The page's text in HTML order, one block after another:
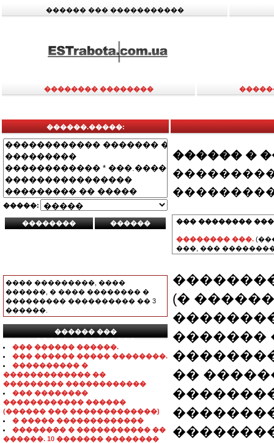
������ ��� �����������
�������� ��������
������.�����:
�����:
���� ���������, ����
������, � ���� �������� �
��������� ���������� �� 3
������.
������ ���
���������������
��� ������ ������.
��� ������ ����� ��������.
���������� �
������������� ��
��������� ������������
��� ��������
������������ ������
(������ ��� �������������)
� ����� �������������
�������� � ����������� ��
������. 10 ������� ��������
������ �
��� ��������
�������� ���.
���, ���
(�
�������
��